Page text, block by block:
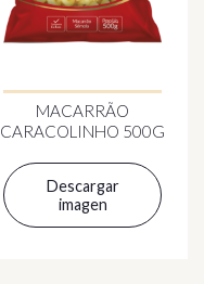
MACARRÃO
CARACOLINHO 500G
Descargar
imagen